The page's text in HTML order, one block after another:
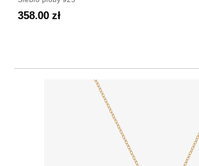
358.00 zł